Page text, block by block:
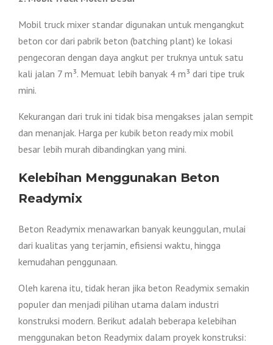
Mobil truck mixer standar digunakan untuk mengangkut
beton cor dari pabrik beton (batching plant) ke lokasi
pengecoran dengan daya angkut per truknya untuk satu
kali jalan 7 m³. Memuat lebih banyak 4 m³ dari tipe truk
mini.
Kekurangan dari truk ini tidak bisa mengakses jalan sempit
dan menanjak. Harga per kubik beton ready mix mobil
besar lebih murah dibandingkan yang mini.
Kelebihan Menggunakan Beton
Readymix
Beton Readymix menawarkan banyak keunggulan, mulai
dari kualitas yang terjamin, efisiensi waktu, hingga
kemudahan penggunaan.
Oleh karena itu, tidak heran jika beton Readymix semakin
populer dan menjadi pilihan utama dalam industri
konstruksi modern. Berikut adalah beberapa kelebihan
menggunakan beton Readymix dalam proyek konstruksi: